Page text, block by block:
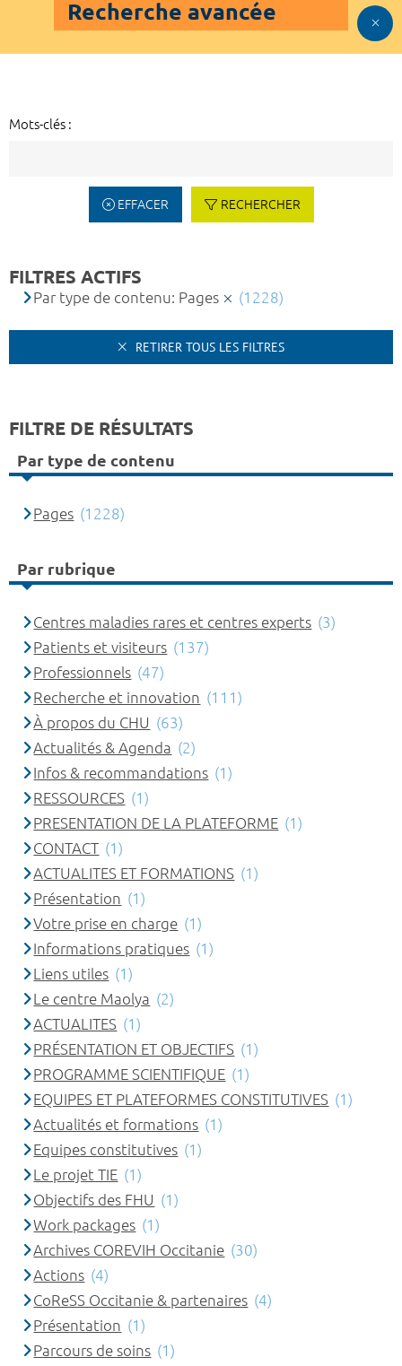
Recherche avancée
Mots-clés :
EFFACER RECHERCHER
FILTRES ACTIFS
Par type de contenu: Pages (1228)
RETIRER TOUS LES FILTRES
FILTRE DE RÉSULTATS
Par type de contenu
Pages (1228)
Par rubrique
Centres maladies rares et centres experts (3)
Patients et visiteurs (137)
Professionnels (47)
Recherche et innovation (111)
À propos du CHU (63)
Actualités & Agenda (2)
Infos & recommandations (1)
RESSOURCES (1)
PRESENTATION DE LA PLATEFORME (1)
CONTACT (1)
ACTUALITES ET FORMATIONS (1)
Présentation (1)
Votre prise en charge (1)
Informations pratiques (1)
Liens utiles (1)
Le centre Maolya (2)
ACTUALITES (1)
PRÉSENTATION ET OBJECTIFS (1)
PROGRAMME SCIENTIFIQUE (1)
EQUIPES ET PLATEFORMES CONSTITUTIVES (1)
Actualités et formations (1)
Equipes constitutives (1)
Le projet TIE (1)
Objectifs des FHU (1)
Work packages (1)
Archives COREVIH Occitanie (30)
Actions (4)
CoReSS Occitanie & partenaires (4)
Présentation (1)
Parcours de soins (1)